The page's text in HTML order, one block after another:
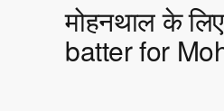
मोहनथाल के
batter for